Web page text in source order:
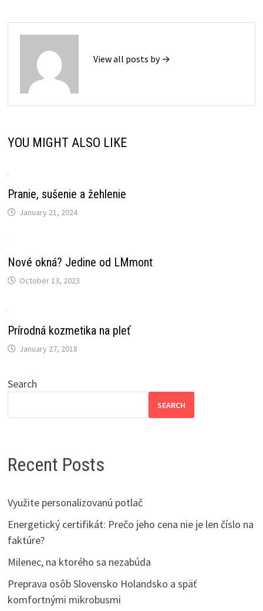
View all posts by →
YOU MIGHT ALSO LIKE
Pranie, sušenie a žehlenie
January 21, 2024
Nové okná? Jedine od LMmont
October 13, 2023
Prírodná kozmetika na pleť
January 27, 2018
Search
SEARCH
Recent Posts
Využite personalizovanú potlač
Energetický certifikát: Prečo jeho cena nie je len číslo na
faktúre?
Milenec, na ktorého sa nezabúda
Preprava osôb Slovensko Holandsko a späť
komfortnými mikrobusmi